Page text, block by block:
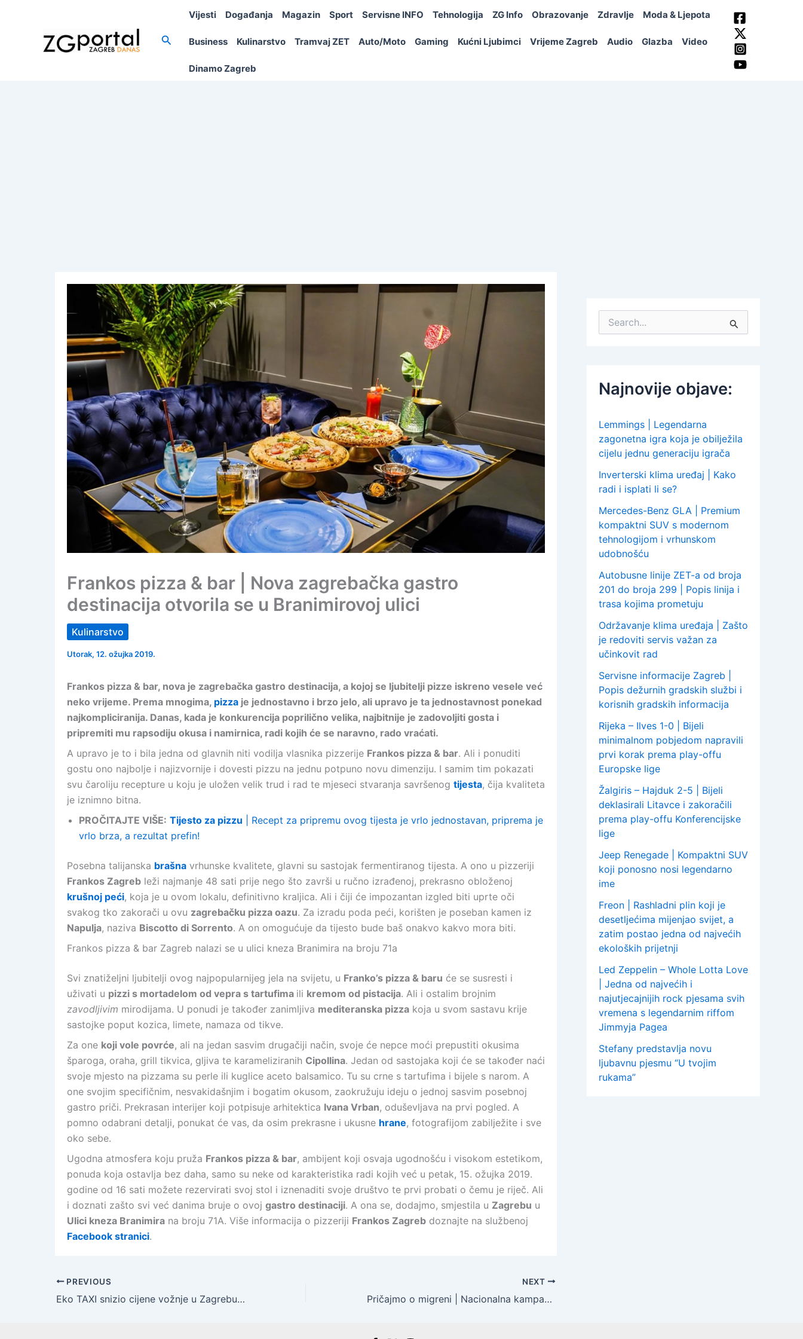
Search
Vijesti Događanja Magazin Sport Servisne INFO Tehnologija ZG Info Obrazovanje Zdravlje Moda & Ljepota
Business Kulinarstvo Tramvaj ZET Auto/Moto Gaming Kućni Ljubimci Vrijeme Zagreb Audio Glazba Video
Dinamo Zagreb
Frankos pizza & bar | Nova zagrebačka gastro
destinacija otvorila se u Branimirovoj ulici
Kulinarstvo
Utorak, 12. ožujka 2019.
Frankos pizza & bar, nova je zagrebačka gastro destinacija, a kojoj se ljubitelji pizze iskreno vesele već
neko vrijeme. Prema mnogima, pizza je jednostavno i brzo jelo, ali upravo je ta jednostavnost ponekad
najkompliciranija. Danas, kada je konkurencija poprilično velika, najbitnije je zadovoljiti gosta i
pripremiti mu rapsodiju okusa i namirnica, radi kojih će se naravno, rado vraćati.
A upravo je to i bila jedna od glavnih niti vodilja vlasnika pizzerije Frankos pizza & bar. Ali i ponuditi
gostu ono najbolje i najizvornije i dovesti pizzu na jednu potpuno novu dimenziju. I samim tim pokazati
svu čaroliju recepture u koju je uložen velik trud i rad te mjeseci stvaranja savršenog tijesta, čija kvaliteta
je iznimno bitna.
PROČITAJTE VIŠE: Tijesto za pizzu | Recept za pripremu ovog tijesta je vrlo jednostavan, priprema je
vrlo brza, a rezultat prefin!
Posebna talijanska brašna vrhunske kvalitete, glavni su sastojak fermentiranog tijesta. A ono u pizzeriji
Frankos Zagreb leži najmanje 48 sati prije nego što završi u ručno izrađenoj, prekrasno obloženoj
krušnoj peći, koja je u ovom lokalu, definitivno kraljica. Ali i čiji će impozantan izgled biti uprte oči
svakog tko zakorači u ovu zagrebačku pizza oazu. Za izradu poda peći, korišten je poseban kamen iz
Napulja, naziva Biscotto di Sorrento. A on omogućuje da tijesto bude baš onakvo kakvo mora biti.
Frankos pizza & bar Zagreb nalazi se u ulici kneza Branimira na broju 71a
Svi znatiželjni ljubitelji ovog najpopularnijeg jela na svijetu, u Franko’s pizza & baru će se susresti i
uživati u pizzi s mortadelom od vepra s tartufima ili kremom od pistacija. Ali i ostalim brojnim
zavodljivim mirodijama. U ponudi je također zanimljiva mediteranska pizza koja u svom sastavu krije
sastojke poput kozica, limete, namaza od tikve.
Za one koji vole povrće, ali na jedan sasvim drugačiji način, svoje će nepce moći prepustiti okusima
šparoga, oraha, grill tikvica, gljiva te karameliziranih Cipollina. Jedan od sastojaka koji će se također naći
svoje mjesto na pizzama su perle ili kuglice aceto balsamico. Tu su crne s tartufima i bijele s narom. A
one svojim specifičnim, nesvakidašnjim i bogatim okusom, zaokružuju ideju o jednoj sasvim posebnoj
gastro priči. Prekrasan interijer koji potpisuje arhitektica Ivana Vrban, oduševljava na prvi pogled. A
pomno odabrani detalji, ponukat će vas, da osim prekrasne i ukusne hrane, fotografijom zabilježite i sve
oko sebe.
Ugodna atmosfera koju pruža Frankos pizza & bar, ambijent koji osvaja ugodnošću i visokom estetikom,
ponuda koja ostavlja bez daha, samo su neke od karakteristika radi kojih već u petak, 15. ožujka 2019.
godine od 16 sati možete rezervirati svoj stol i iznenaditi svoje društvo te prvi probati o čemu je riječ. Ali
i doznati zašto svi već danima bruje o ovoj gastro destinaciji. A ona se, dodajmo, smjestila u Zagrebu u
Ulici kneza Branimira na broju 71A. Više informacija o pizzeriji Frankos Zagreb doznajte na službenoj
Facebook stranici.
PREVIOUS
Eko TAXI snizio cijene vožnje u Zagrebu, Velikoj Gorici i Zaprešiću | Cijena starta od petka, 8. ožujka 2019. godine, iznosi 4 kune
NEXT
Pričajmo o migreni | Nacionalna kampanja kojoj je cilj osvijestiti ljude da migrena nije bol nego bolest
:
Najnovije objave:
Lemmings | Legendarna
zagonetna igra koja je obilježila
cijelu jednu generaciju igrača
Inverterski klima uređaj | Kako
radi i isplati li se?
Mercedes-Benz GLA | Premium
kompaktni SUV s modernom
tehnologijom i vrhunskom
udobnošću
Autobusne linije ZET-a od broja
201 do broja 299 | Popis linija i
trasa kojima prometuju
Održavanje klima uređaja | Zašto
je redoviti servis važan za
učinkovit rad
Servisne informacije Zagreb |
Popis dežurnih gradskih službi i
korisnih gradskih informacija
Rijeka – Ilves 1-0 | Bijeli
minimalnom pobjedom napravili
prvi korak prema play-offu
Europske lige
Žalgiris – Hajduk 2-5 | Bijeli
deklasirali Litavce i zakoračili
prema play-offu Konferencijske
lige
Jeep Renegade | Kompaktni SUV
koji ponosno nosi legendarno
ime
Freon | Rashladni plin koji je
desetljećima mijenjao svijet, a
zatim postao jedna od najvećih
ekoloških prijetnji
Led Zeppelin – Whole Lotta Love
| Jedna od najvećih i
najutjecajnijih rock pjesama svih
vremena s legendarnim riffom
Jimmyja Pagea
Stefany predstavlja novu
ljubavnu pjesmu “U tvojim
rukama”